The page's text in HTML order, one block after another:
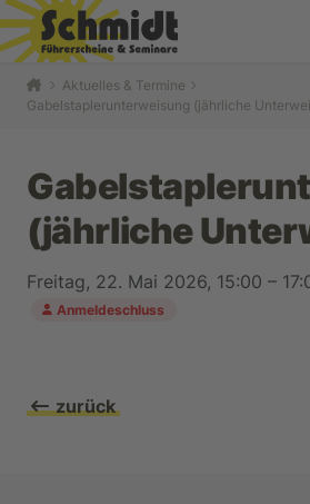
Aktuelles & Termine
Gabelstaplerunterweisung (jährliche
(jährliche
Freitag, 22. Mai 2026, 15:00 –
Anmeldeschluss
zurück